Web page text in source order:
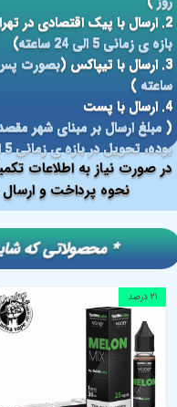
صورت نیاز به اطلاعات
نحوه پرداخت و
2. ارسال با پیک اقتصادی در تهران (
بازه ی زمانی 5 الی 24 ساعته
)
3. ارسال با تیپاکس (
ساعته )
4. ارسال با پست
(
بوده، تحویل در بازه ی زمانی 5 الی 8 روز کاری
۲۱ درصد
​​* محصولاتی که